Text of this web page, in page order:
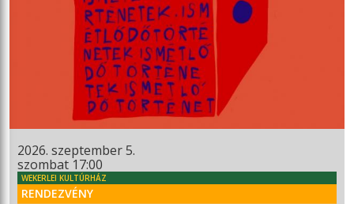
2026. szeptember 5.
szombat 17:00
WEKERLEI KULTÚRHÁZ
RENDEZVÉNY